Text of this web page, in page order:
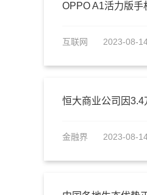
OPPO A1活力版
互联网 2023-08-
恒大商业公司因
金融界 2023-08-